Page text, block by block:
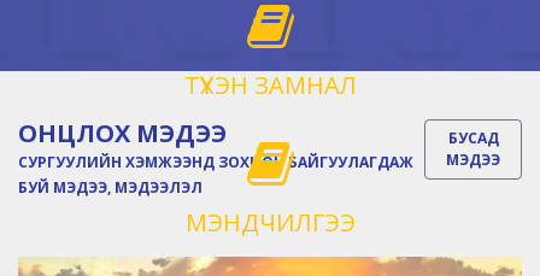
ТҮҮХЭН ЗАМНАЛ
МЭНДЧИЛГЭЭ
ОНЦЛОХ МЭДЭЭ
СУРГУУЛИЙН ХЭМЖЭЭНД ЗОХИОН БАЙГУУЛАГДАЖ
БУЙ МЭДЭЭ, МЭДЭЭЛЭЛ
БУСАД
МЭДЭЭ